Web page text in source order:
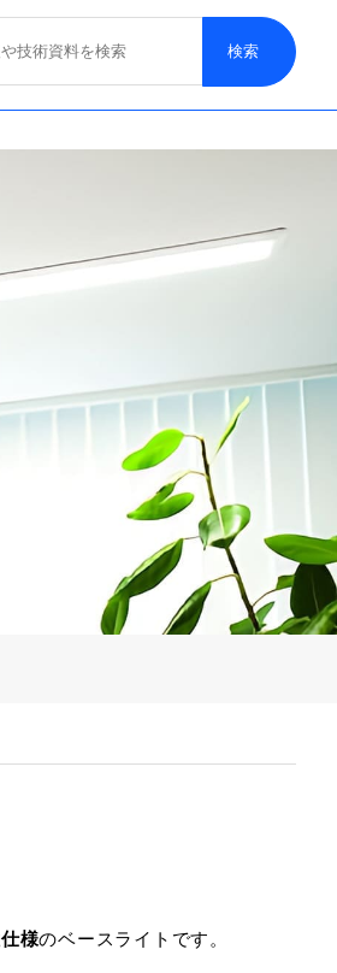
ブランド
様のベースライトです。